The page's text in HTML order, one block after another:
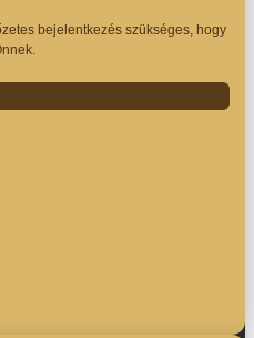
bejelentkezés szükséges, hogy